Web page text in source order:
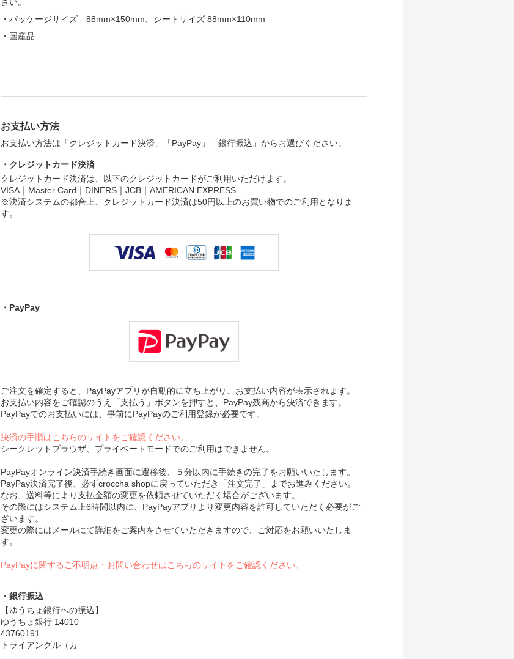
さい。
・パッケージサイズ 88mm×150mm、シートサイズ 88mm×110mm
・国産品
お支払い方法
お支払い方法は「クレジットカード決済」「PayPay」「銀行振込」からお選びください。
・クレジットカード決済
クレジットカード決済は、以下のクレジットカードがご利用いただけます。
VISA｜Master Card｜DINERS｜JCB｜AMERICAN EXPRESS
※決済システムの都合上、クレジットカード決済は50円以上のお買い物でのご利用となりま
す。
・PayPay
ご注文を確定すると、PayPayアプリが自動的に立ち上がり、お支払い内容が表示されます。
お支払い内容をご確認のうえ「支払う」ボタンを押すと、PayPay残高から決済できます。
PayPayでのお支払いには、事前にPayPayのご利用登録が必要です。
決済の手順はこちらのサイトをご確認ください。
シークレットブラウザ、プライベートモードでのご利用はできません。
PayPayオンライン決済手続き画面に遷移後、５分以内に手続きの完了をお願いいたします。
PayPay決済完了後、必ずcroccha shopに戻っていただき「注文完了」までお進みください。
なお、送料等により支払金額の変更を依頼させていただく場合がございます。
その際にはシステム上6時間以内に、PayPayアプリより変更内容を許可していただく必要がご
ざいます。
変更の際にはメールにて詳細をご案内をさせていただきますので、ご対応をお願いいたしま
す。
PayPayに関するご不明点・お問い合わせはこちらのサイトをご確認ください。
・銀行振込
【ゆうちょ銀行への振込】
ゆうちょ銀行 14010
43760191
トライアングル（カ